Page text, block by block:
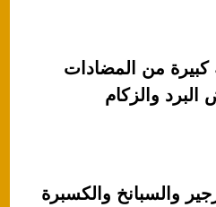
من المضادات
البرد والزكام
والسبانخ والكسبرة